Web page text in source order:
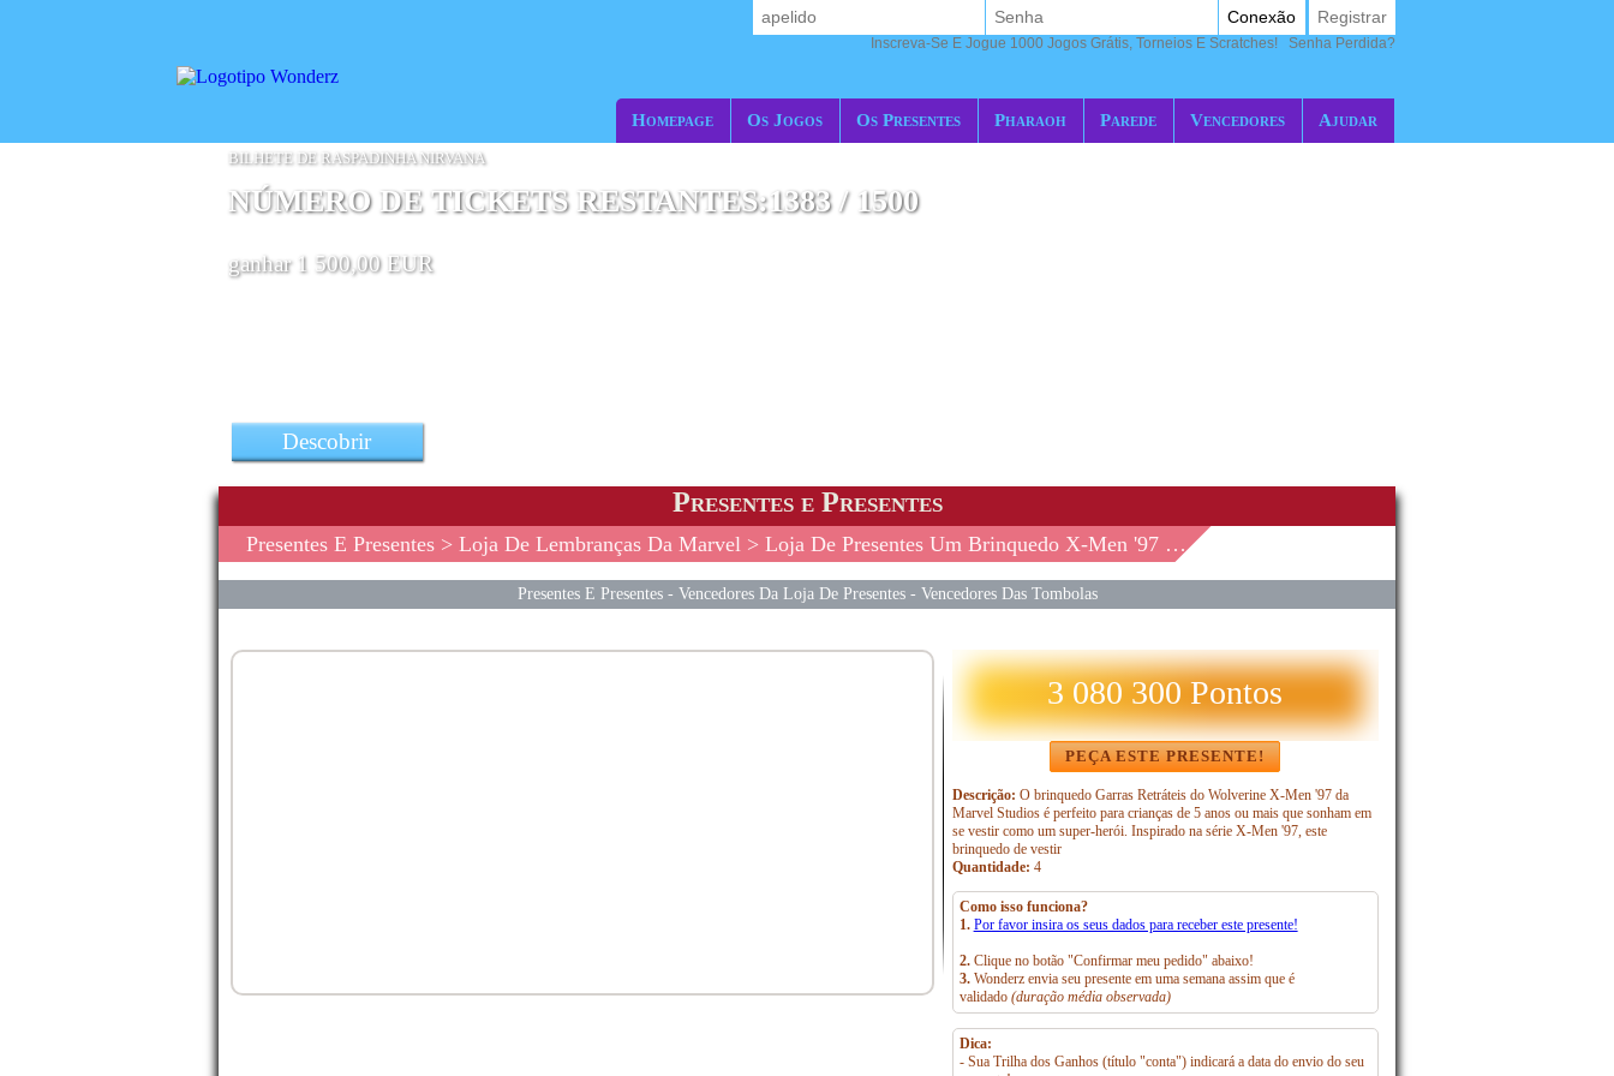
Homepage Os Jogos Os Presentes Pharaoh Parede Vencedores Ajudar
Conexão Registrar
Inscreva-Se E Jogue 1000 Jogos Grátis, Torneios E Scratches! Senha Perdida?
BILHETE DE RASPADINHA NIRVANA
NÚMERO DE TICKETS RESTANTES:1383 / 1500
ganhar 1 500,00 EUR
Descobrir
Presentes e Presentes
Presentes E Presentes > Loja De Lembranças Da Marvel > Loja De Presentes Um Brinquedo X-Men '97 Da Marvel St
Presentes E Presentes- Vencedores Da Loja De Presentes- Vencedores Das Tombolas
3 080 300 Pontos
PEÇA ESTE PRESENTE!
Descrição: O brinquedo Garras Retráteis do Wolverine X-Men '97 da
Marvel Studios é perfeito para crianças de 5 anos ou mais que sonham em
se vestir como um super-herói. Inspirado na série X-Men '97, este
brinquedo de vestir
Quantidade: 4
Como isso funciona?
1. Por favor insira os seus dados para receber este presente!
2.Clique no botão "Confirmar meu pedido" abaixo!
3.Wonderz envia seu presente em uma semana assim que é
validado(duração média observada)
Dica:
- Sua Trilha dos Ganhos (título "conta") indicará a data do envio do seu